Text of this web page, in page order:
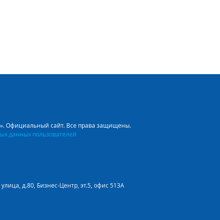
Официальный сайт. Все права защищены.
данных пользователей
д.80, Бизнес-Центр, эт.5, офис 513А